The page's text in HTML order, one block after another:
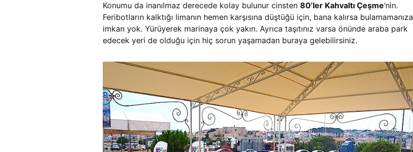
Konumu da inanılmaz derecede kolay bulunur cinsten 80’ler Kahvaltı Çeşme‘nin.
Feribotların kalktığı limanın hemen karşısına düştüğü için, bana kalırsa bulamamanıza
imkan yok. Yürüyerek marinaya çok yakın. Ayrıca taşıtınız varsa önünde araba park
edecek yeri de olduğu için hiç sorun yaşamadan buraya gelebilirsiniz.